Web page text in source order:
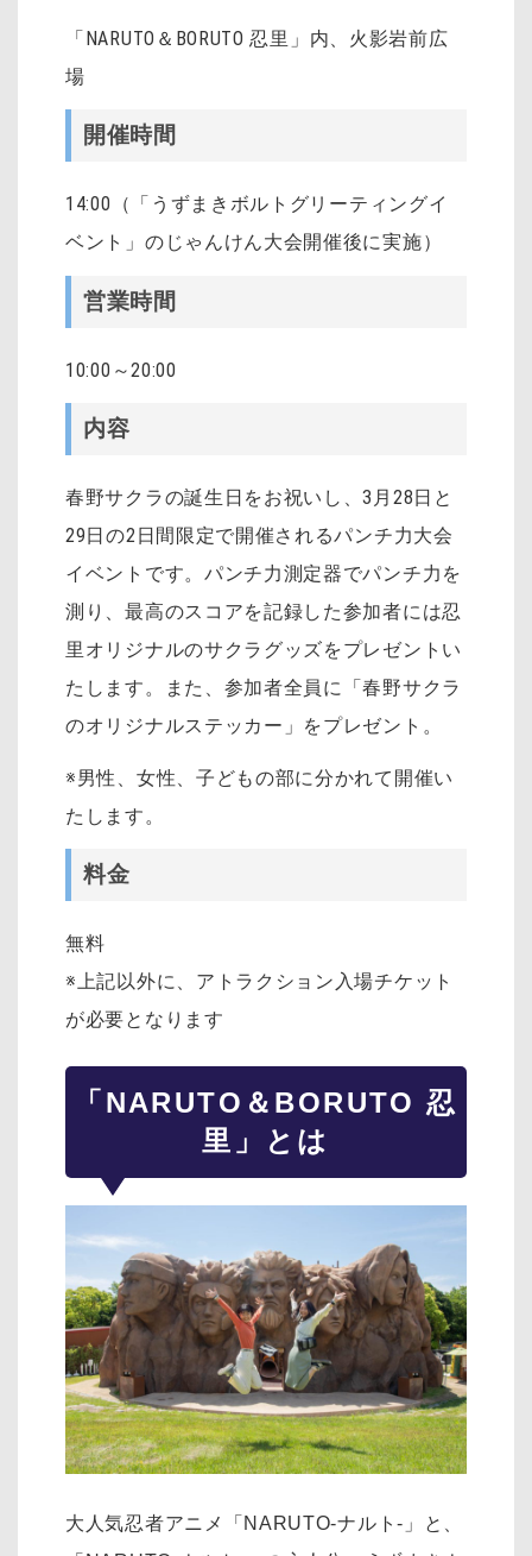
「NARUTO＆BORUTO 忍里」内、火影岩前広
場
開催時間
14:00（「うずまきボルトグリーティングイ
ベント」のじゃんけん大会開催後に実施）
営業時間
10:00～20:00
内容
春野サクラの誕生日をお祝いし、3月28日と
29日の2日間限定で開催されるパンチ力大会
イベントです。パンチ力測定器でパンチ力を
測り、最高のスコアを記録した参加者には忍
里オリジナルのサクラグッズをプレゼントい
たします。また、参加者全員に「春野サクラ
のオリジナルステッカー」をプレゼント。
※男性、女性、子どもの部に分かれて開催い
たします。
料金
無料
※上記以外に、アトラクション入場チケット
が必要となります
「NARUTO＆BORUTO 忍
里」とは
大人気忍者アニメ「NARUTO-ナルト-」と、